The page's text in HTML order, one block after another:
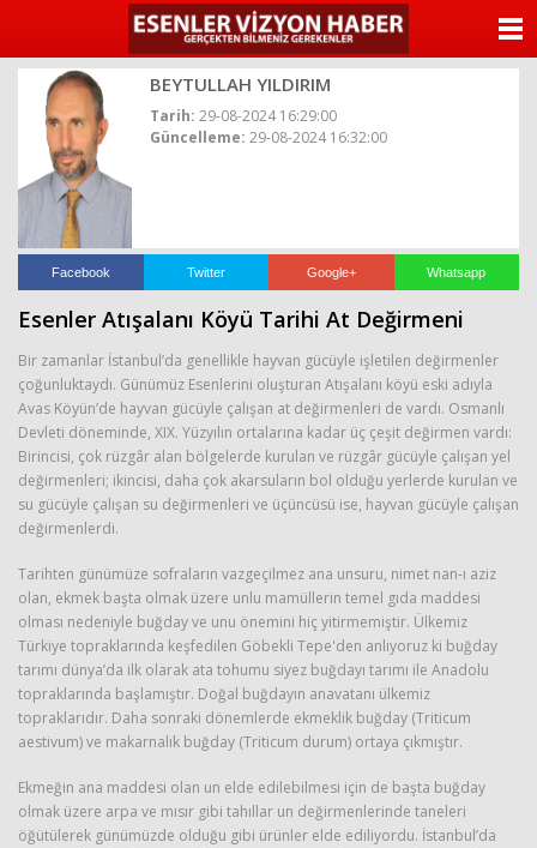
BEYTULLAH YILDIRIM
Tarih: 29-08-2024 16:29:00
Güncelleme: 29-08-2024 16:32:00
Facebook Twitter Google+ Whatsapp
Esenler Atışalanı Köyü Tarihi At Değirmeni
Bir zamanlar İstanbul’da genellikle hayvan gücüyle işletilen değirmenler
çoğunluktaydı. Günümüz Esenlerini oluşturan Atışalanı köyü eski adıyla
Avas Köyün’de hayvan gücüyle çalışan at değirmenleri de vardı. Osmanlı
Devleti döneminde, XIX. Yüzyılın ortalarına kadar üç çeşit değirmen vardı:
Birincisi, çok rüzgâr alan bölgelerde kurulan ve rüzgâr gücüyle çalışan yel
değirmenleri; ikincisi, daha çok akarsuların bol olduğu yerlerde kurulan ve
su gücüyle çalışan su değirmenleri ve üçüncüsü ise, hayvan gücüyle çalışan
değirmenlerdi.
Tarihten günümüze sofraların vazgeçilmez ana unsuru, nimet nan-ı aziz
olan, ekmek başta olmak üzere unlu mamüllerin temel gıda maddesi
olması nedeniyle buğday ve unu önemini hiç yitirmemiştir. Ülkemiz
Türkiye topraklarında keşfedilen Göbekli Tepe'den anlıyoruz ki buğday
tarımı dünya’da ilk olarak ata tohumu siyez buğdayı tarımı ile Anadolu
topraklarında başlamıştır. Doğal buğdayın anavatanı ülkemiz
topraklarıdır. Daha sonraki dönemlerde ekmeklik buğday (Triticum
aestivum) ve makarnalık buğday (Triticum durum) ortaya çıkmıştır.
Ekmeğin ana maddesi olan un elde edilebilmesi için de başta buğday
olmak üzere arpa ve mısır gibi tahıllar un değirmenlerinde taneleri
öğütülerek günümüzde olduğu gibi ürünler elde ediliyordu. İstanbul’da
ANASAYFA
YAZARLAR
VİDEO GALERİ
KÜNYE
İLETİŞİM